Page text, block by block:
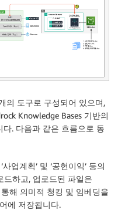
의 도구로 구성되어 있으며,
Knowledge Bases 기반의
다. 다음과 같은 흐름으로 동
업계획’ 및 ‘공헌이익’ 등의
드하고, 업로드된 파일은
해 의미적 청킹 및 임베딩을
에 저장됩니다.